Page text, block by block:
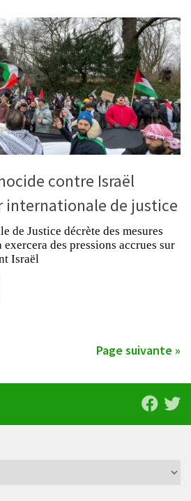
contre Israël
internationale de justice
de Justice décrète des mesures
des pressions accrues sur
Israël
Page suivante »